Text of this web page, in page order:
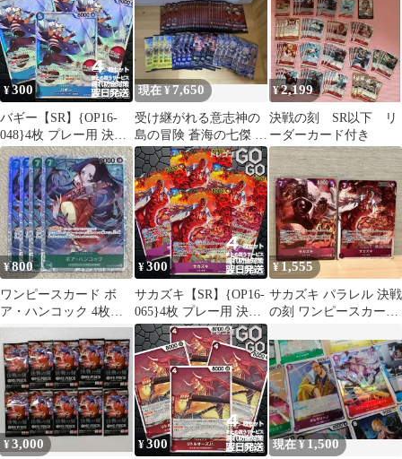
【OP-16】1
¥300
バギー【SR】{OP16-
048}4枚 プレー用 決戦
の刻【OP-16】
現在 ¥ 7,650
受け継がれる意志神の
島の冒険 蒼海の七傑 決
戦の刻
EGGHEADCRISIS
¥2,199
決戦の刻 SR以下 リ
ーダーカード付き
¥800
ワンピースカード ボ
ア・ハンコック 4枚セ
ット SR 決戦の刻
¥300
サカズキ【SR】{OP16-
065}4枚 プレー用 決戦
の刻【OP-16】
¥1,555
サカズキ パラレル 決戦
の刻 ワンピースカード
¥3,000 ¥300 現在 ¥1,500